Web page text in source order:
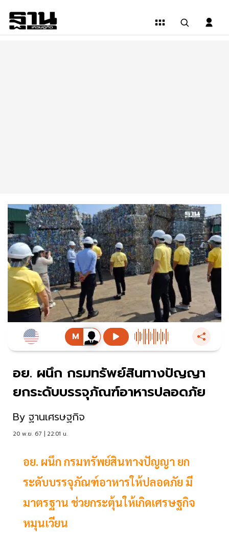
อย. ผนึก กรมทรัพย์สินทางปัญญา
ยกระดับบรรจุภัณฑ์อาหารปลอดภัย
By ฐานเศรษฐกิจ
20 พ.ย. 67 | 22:01 น.
อย. ผนึก กรมทรัพย์สินทางปัญญา ยก
ระดับบรรจุภัณฑ์อาหารให้ปลอดภัย มี
มาตรฐาน ช่วยกระตุ้นให้เกิดเศรษฐกิจ
หมุนเวียน